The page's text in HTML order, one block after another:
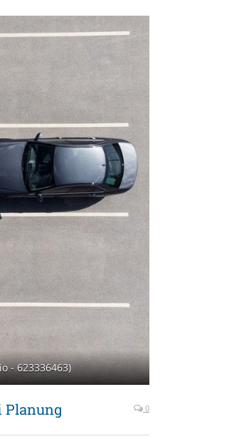
- 623336463)
Planung 0